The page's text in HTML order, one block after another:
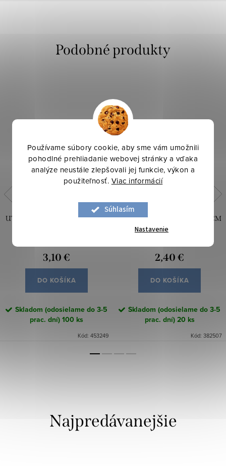
Používame súbory cookie, aby sme vám umožnili
pohodlné prehliadanie webovej stránky a vďaka
analýze neustále zlepšovali jej funkcie, výkon a
použiteľnosť. Viac informácií
Súhlasím
Nastavenie
UTERÁK LARIS (01) 30 X 50 CM
3,10 €
DO KOŠÍKA
Skladom (odosielame do 3-5
prac. dní)100 ks
Kód: 453249
POĽNÁ OSUŠKA (09) 30X50 CM
TMAVOMODRÁ
2,40 €
DO KOŠÍKA
Skladom (odosielame do 3-5
prac. dní)20 ks
Kód: 382507
Najpredávanejšie